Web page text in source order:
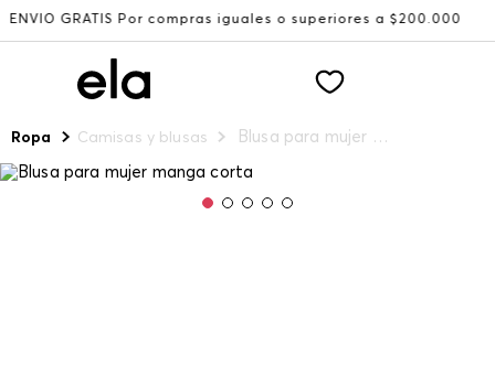
Por compras iguales o superiores a $200.000
Ropa Camisas y blusas Blusa para mujer manga corta